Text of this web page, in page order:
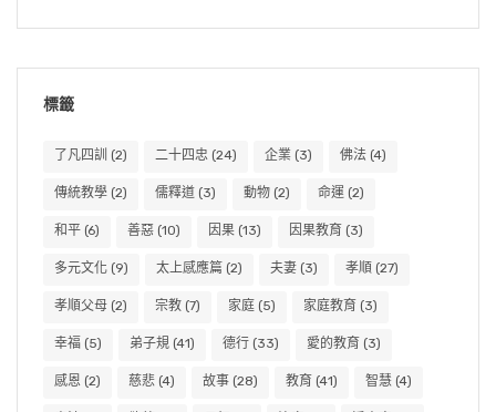
標籤
了凡四訓 (2) 二十四忠 (24) 企業 (3) 佛法 (4)
傳統教學 (2) 儒釋道 (3) 動物 (2) 命運 (2)
和平 (6) 善惡 (10) 因果 (13) 因果教育 (3)
多元文化 (9) 太上感應篇 (2) 夫妻 (3) 孝順 (27)
孝順父母 (2) 宗教 (7) 家庭 (5) 家庭教育 (3)
幸福 (5) 弟子規 (41) 德行 (33) 愛的教育 (3)
感恩 (2) 慈悲 (4) 故事 (28) 教育 (41) 智慧 (4)